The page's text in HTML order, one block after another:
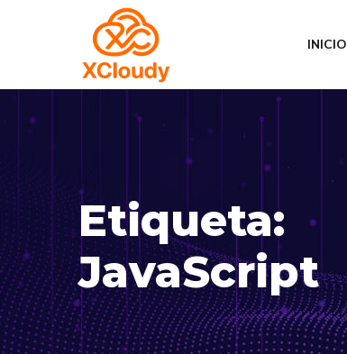
INICIO
Etiqueta:
JavaScript